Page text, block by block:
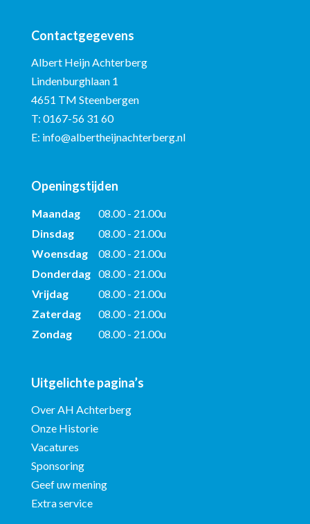
Contactgegevens
Albert Heijn Achterberg
Lindenburghlaan 1
4651 TM Steenbergen
T: 0167-56 31 60
E: info@albertheijnachterberg.nl
Openingstijden
Maandag
08.00 - 21.00u
Dinsdag
08.00 - 21.00u
Woensdag
08.00 - 21.00u
Donderdag 08.00 - 21.00u
Vrijdag
08.00 - 21.00u
Zaterdag
08.00 - 21.00u
Zondag
08.00 - 21.00u
Uitgelichte pagina’s
Over AH Achterberg
Onze Historie
Vacatures
Sponsoring
Geef uw mening
Extra service